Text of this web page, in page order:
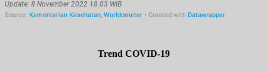
Trend COVID-19